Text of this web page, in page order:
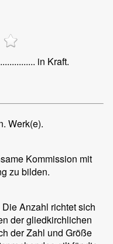
in Kraft.
Werk(e).
Kommission mit
zu bilden.
Anzahl richtet sich
der gliedkirchlichen
der Zahl und Größe